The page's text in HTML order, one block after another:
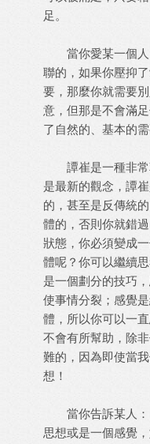
足。
當你愛某一個人
聯的，如果你壓抑
要，那麼你就需要
意，但那是不會滿
了自然的、基本的
譚崔是一種非常
是最新的觀念，譚
的，甚至是反傳統
體的，否則你就錯
狀態，你必須變成
體呢？你可以繼續
是一個劃分的技巧
使事情分裂；感覺
體，所以你可以一
不會有所幫助，除
難的，因為即使當
想！
當你告訴某人：
思想或是一個感覺